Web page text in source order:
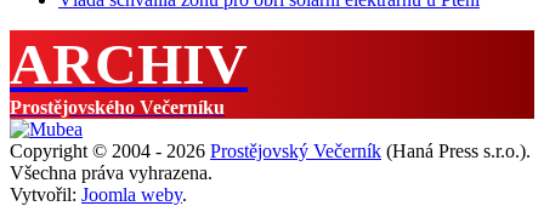
ARCHIV
Prostějovského Večerníku
Copyright © 2004 - 2026 Prostějovský Večerník (Haná Press s.r.o.).
Všechna práva vyhrazena.
Vytvořil: Joomla weby.